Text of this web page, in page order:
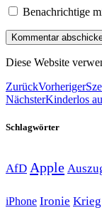
Benachrichtige
Diese Website
ZurückVorheriger
NächsterKinderlos
Schlagwörter
AfD Apple
iPhone Ironie Krieg